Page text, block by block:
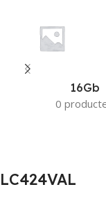
16Gb
0
LC424VAL